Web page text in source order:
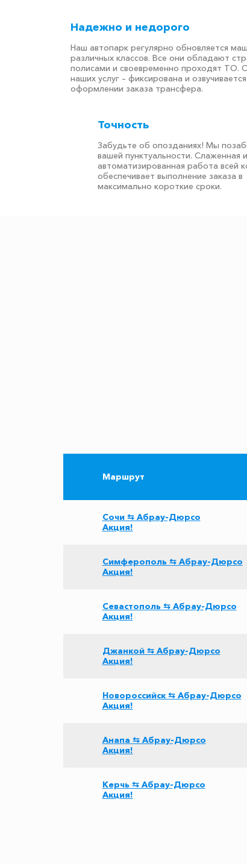
Надежно и недорого
Наш автопарк регулярно обновляется
различных классов. Все они обладают
полисами и своевременно проходят ТО.
наших услуг – фиксирована и
оформлении заказа трансфера.
Точность
Забудьте об опозданиях! Мы
вашей пунктуальности. Слаженная и
автоматизированная работа всей
обеспечивает выполнение заказа в
максимально короткие сроки.
Маршрут
Сочи ⇆ Абрау-Дюрсо
Акция!
Симферополь ⇆ Абрау-Дюрсо
Акция!
Севастополь ⇆ Абрау-Дюрсо
Акция!
Джанкой ⇆ Абрау-Дюрсо
Акция!
Новороссийск ⇆ Абрау-Дюрсо
Акция!
Анапа ⇆ Абрау-Дюрсо
Акция!
Керчь ⇆ Абрау-Дюрсо
Акция!